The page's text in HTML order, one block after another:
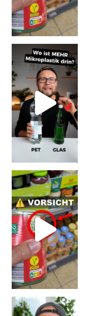
SCHOCK-STUDIE: Mehr Mikroplastik in Glasflaschen
Vorsicht! Eine Dell
Erb